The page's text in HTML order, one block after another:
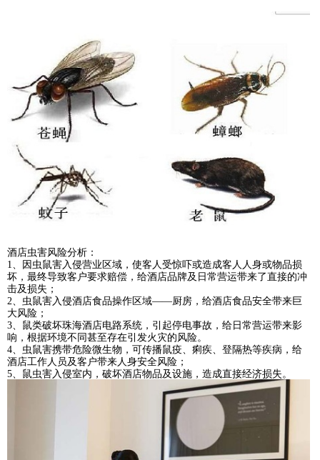
酒店虫害风险分析：
1、因虫鼠害入侵营业区域，使客人受惊吓或造成客人人身或物品损
坏，最终导致客户要求赔偿，给酒店品牌及日常营运带来了直接的冲
击及损失；
2、虫鼠害入侵酒店食品操作区域——厨房，给酒店食品安全带来巨
大风险；
3、鼠类破坏珠海酒店电路系统，引起停电事故，给日常营运带来影
响，根据环境不同甚至存在引发火灾的风险。
4、虫鼠害携带危险微生物，可传播鼠疫、痢疾、登隔热等疾病，给
酒店工作人员及客户带来人身安全风险；
5、鼠虫害入侵室内，破坏酒店物品及设施，造成直接经济损失。